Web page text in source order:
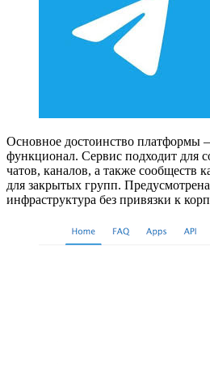
Основное достоинство платформы
функционал. Сервис подходит для
чатов, каналов, а также сообществ
для закрытых групп.
инфраструктура без привязки к